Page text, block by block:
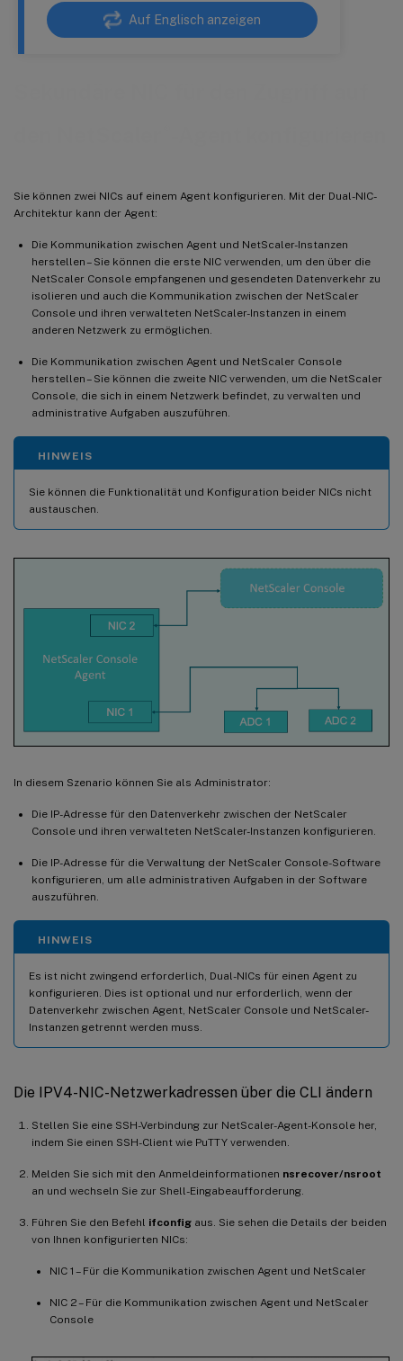
Auf Englisch anzeigen
Sie können zwei NICs auf einem Agent konfigurieren. Mit der Dual-NIC-
Architektur kann der Agent:
Die Kommunikation zwischen Agent und NetScaler-Instanzen
herstellen – Sie können die erste NIC verwenden, um den über die
NetScaler Console empfangenen und gesendeten Datenverkehr zu
isolieren und auch die Kommunikation zwischen der NetScaler
Console und ihren verwalteten NetScaler-Instanzen in einem
anderen Netzwerk zu ermöglichen.
Die Kommunikation zwischen Agent und NetScaler Console
herstellen – Sie können die zweite NIC verwenden, um die NetScaler
Console, die sich in einem Netzwerk befindet, zu verwalten und
administrative Aufgaben auszuführen.
HINWEIS
Sie können die Funktionalität und Konfiguration beider NICs nicht
austauschen.
In diesem Szenario können Sie als Administrator:
Die IP-Adresse für den Datenverkehr zwischen der NetScaler
Console und ihren verwalteten NetScaler-Instanzen konfigurieren.
Die IP-Adresse für die Verwaltung der NetScaler Console-Software
konfigurieren, um alle administrativen Aufgaben in der Software
auszuführen.
HINWEIS
Es ist nicht zwingend erforderlich, Dual-NICs für einen Agent zu
konfigurieren. Dies ist optional und nur erforderlich, wenn der
Datenverkehr zwischen Agent, NetScaler Console und NetScaler-
Instanzen getrennt werden muss.
Die IPV4-NIC-Netzwerkadressen über die CLI ändern
Stellen Sie eine SSH-Verbindung zur NetScaler-Agent-Konsole her,
indem Sie einen SSH-Client wie PuTTY verwenden.
Melden Sie sich mit den Anmeldeinformationen nsrecover/nsroot
an und wechseln Sie zur Shell-Eingabeaufforderung.
Führen Sie den Befehl ifconfig aus. Sie sehen die Details der beiden
von Ihnen konfigurierten NICs:
NIC 1 – Für die Kommunikation zwischen Agent und NetScaler
NIC 2 – Für die Kommunikation zwischen Agent und NetScaler
Console